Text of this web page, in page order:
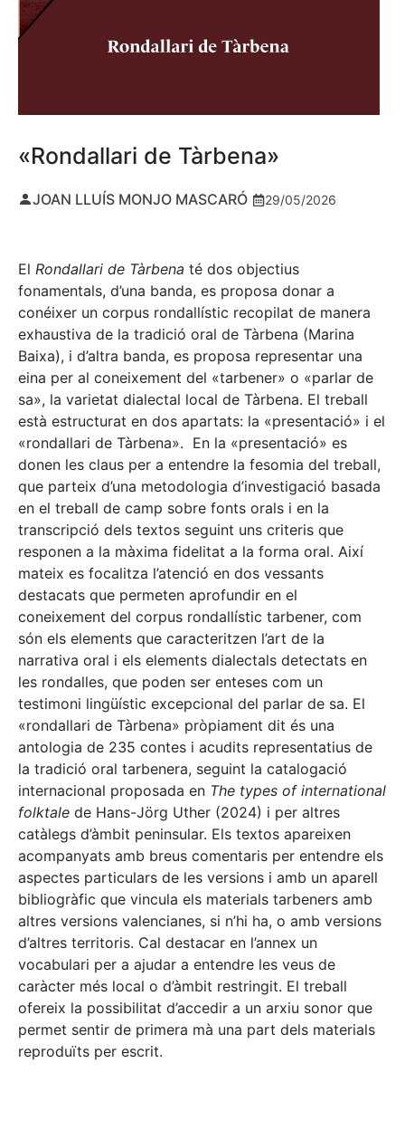
«Rondallari de Tàrbena»
JOAN LLUÍS MONJO MASCARÓ 29/05/2026
El Rondallari de Tàrbena té dos objectius
fonamentals, d’una banda, es proposa donar a
conéixer un corpus rondallístic recopilat de manera
exhaustiva de la tradició oral de Tàrbena (Marina
Baixa), i d’altra banda, es proposa representar una
eina per al coneixement del «tarbener» o «parlar de
sa», la varietat dialectal local de Tàrbena. El treball
està estructurat en dos apartats: la «presentació» i el
«rondallari de Tàrbena». En la «presentació» es
donen les claus per a entendre la fesomia del treball,
que parteix d’una metodologia d’investigació basada
en el treball de camp sobre fonts orals i en la
transcripció dels textos seguint uns criteris que
responen a la màxima fidelitat a la forma oral. Així
mateix es focalitza l’atenció en dos vessants
destacats que permeten aprofundir en el
coneixement del corpus rondallístic tarbener, com
són els elements que caracteritzen l’art de la
narrativa oral i els elements dialectals detectats en
les rondalles, que poden ser enteses com un
testimoni lingüístic excepcional del parlar de sa. El
«rondallari de Tàrbena» pròpiament dit és una
antologia de 235 contes i acudits representatius de
la tradició oral tarbenera, seguint la catalogació
internacional proposada en The types of international
folktale de Hans-Jörg Uther (2024) i per altres
catàlegs d’àmbit peninsular. Els textos apareixen
acompanyats amb breus comentaris per entendre els
aspectes particulars de les versions i amb un aparell
bibliogràfic que vincula els materials tarbeners amb
altres versions valencianes, si n’hi ha, o amb versions
d’altres territoris. Cal destacar en l’annex un
vocabulari per a ajudar a entendre les veus de
caràcter més local o d’àmbit restringit. El treball
ofereix la possibilitat d’accedir a un arxiu sonor que
permet sentir de primera mà una part dels materials
reproduïts per escrit.